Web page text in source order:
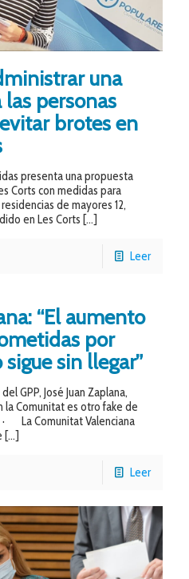
una
personas
brotes en
presenta una propuesta
Corts con medidas para
de mayores 12,
en Les Corts […]
Leer
“El aumento
por
sin llegar”
GPP, José Juan Zaplana,
la Comunitat es otro fake de
· La Comunitat Valenciana
[…]
Leer